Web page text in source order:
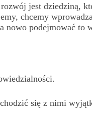
jest dziedziną,
chcemy
nowo podejmować to
się z nimi